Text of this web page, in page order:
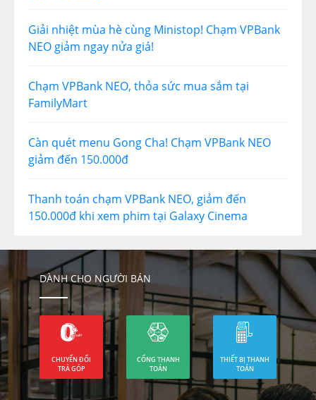
Giải nhiệt mùa hè cùng Ministop! Chạm VPBank
NEO giảm ngay nửa giá!
Chạm VPBank NEO, thỏa sức mua sắm tại
FamilyMart
Càn quét menu Gong Cha! Chạm VPBank NEO
giảm đến 150.000đ
Thanh toán chạm VPBank NEO, giảm đến
150.000đ khi xem phim tại Galaxy Cinema
DÀNH CHO NGƯỜI BÁN
CHUYỂN ĐỔI
TRẢ GÓP
CỔNG THANH
TOÁN
THIẾT BỊ THANH
TOÁN